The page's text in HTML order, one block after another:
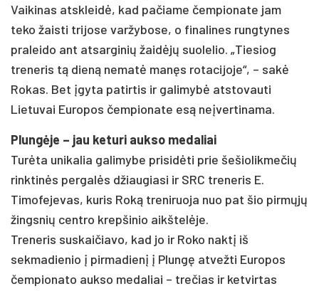
Vaikinas atskleidė, kad pačiame čempionate jam
teko žaisti trijose varžybose, o finalines rungtynes
praleido ant atsarginių žaidėjų suolelio. „Tiesiog
treneris tą dieną nematė manęs rotacijoje“, – sakė
Rokas. Bet įgyta patirtis ir galimybė atstovauti
Lietuvai Europos čempionate esą neįvertinama.
Plungėje – jau keturi aukso medaliai
Turėta unikalia galimybe prisidėti prie šešiolikmečių
rinktinės pergalės džiaugiasi ir SRC treneris E.
Timofejevas, kuris Roką treniruoja nuo pat šio pirmųjų
žingsnių centro krepšinio aikštelėje.
Treneris suskaičiavo, kad jo ir Roko naktį iš
sekmadienio į pirmadienį į Plungę atvežti Europos
čempionato aukso medaliai – trečias ir ketvirtas